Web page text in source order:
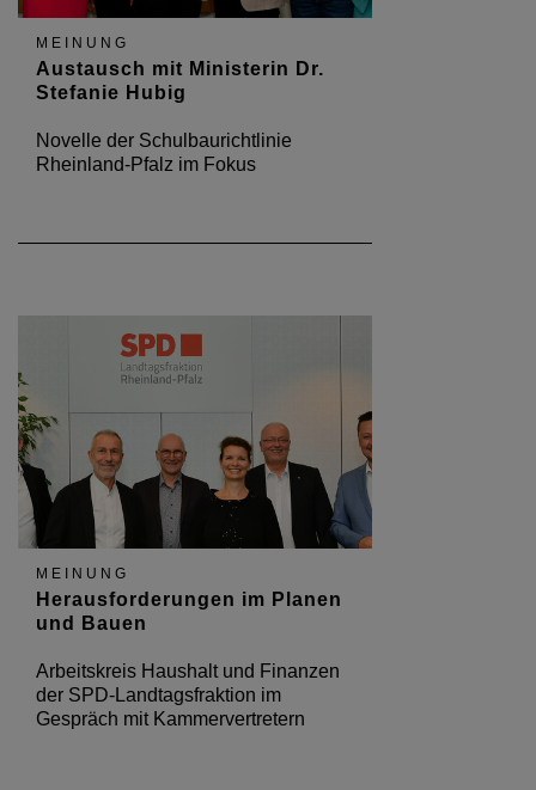
MEINUNG
Austausch mit Ministerin Dr.
Stefanie Hubig
Novelle der Schulbaurichtlinie
Rheinland-Pfalz im Fokus
MEINUNG
Herausforderungen im Planen
und Bauen
Arbeitskreis Haushalt und Finanzen
der SPD-Landtagsfraktion im
Gespräch mit Kammervertretern